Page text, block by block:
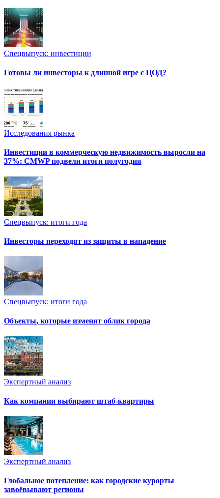
Спецвыпуск: инвестиции
Готовы ли инвесторы к длинной игре с ЦОД?
Исследования рынка
Инвестиции в коммерческую недвижимость выросли на
37%: CMWP подвели итоги полугодия
Спецвыпуск: итоги года
Инвесторы переходят из защиты в нападение
Спецвыпуск: итоги года
Объекты, которые изменят облик города
Экспертный анализ
Как компании выбирают штаб-квартиры
Экспертный анализ
Глобальное потепление: как городские курорты
завоёвывают регионы